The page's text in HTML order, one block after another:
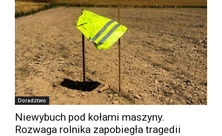
Doradztwo
Niewybuch pod kołami maszyny.
Rozwaga rolnika zapobiegła tragedii